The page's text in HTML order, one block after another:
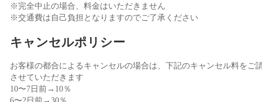
※完全中止の場合、料金はいただきません
※交通費は自己負担となりますのでご了承ください
キャンセルポリシー
お客様の都合によるキャンセルの場合は、下記のキャンセル料をご
させていただきます
10〜7日前→10％